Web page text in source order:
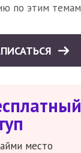
по этим темам
место